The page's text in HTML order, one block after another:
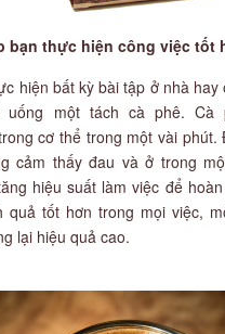
bạn thực hiện công việc tốt
hiện bất kỳ bài tập ở nhà hay
uống một tách cà phê. Cà
cơ thể trong một vài
cảm thấy đau và ở trong
hiệu suất làm việc để
quả tốt hơn trong mọi việc,
lại hiệu quả cao.